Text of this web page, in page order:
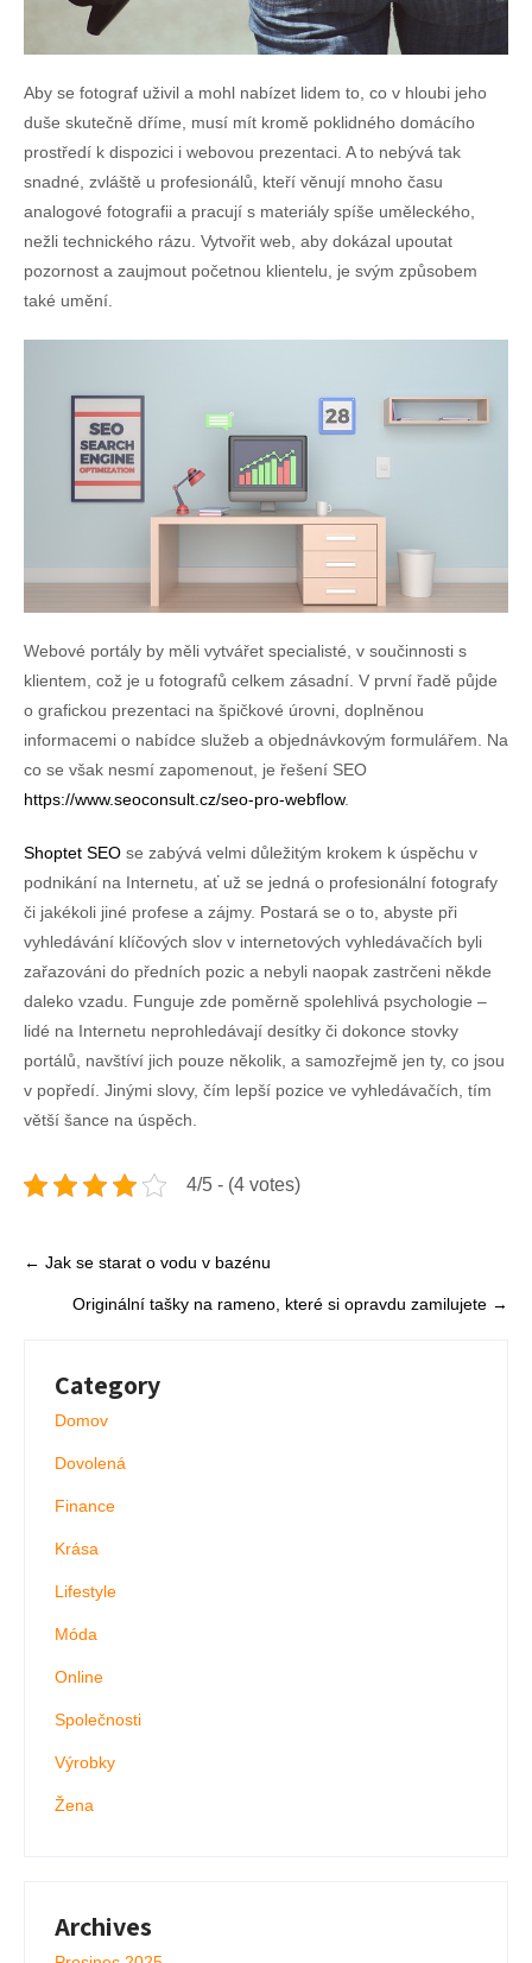
Aby se fotograf uživil a mohl nabízet lidem to, co v hloubi jeho
duše skutečně dříme, musí mít kromě poklidného domácího
prostředí k dispozici i webovou prezentaci. A to nebývá tak
snadné, zvláště u profesionálů, kteří věnují mnoho času
analogové fotografii a pracují s materiály spíše uměleckého,
nežli technického rázu. Vytvořit web, aby dokázal upoutat
pozornost a zaujmout početnou klientelu, je svým způsobem
také umění.
Webové portály by měli vytvářet specialisté, v součinnosti s
klientem, což je u fotografů celkem zásadní. V první řadě půjde
o grafickou prezentaci na špičkové úrovni, doplněnou
informacemi o nabídce služeb a objednávkovým formulářem. Na
co se však nesmí zapomenout, je řešení SEO
https://www.seoconsult.cz/seo-pro-webflow.
Shoptet SEO se zabývá velmi důležitým krokem k úspěchu v
podnikání na Internetu, ať už se jedná o profesionální fotografy
či jakékoli jiné profese a zájmy. Postará se o to, abyste při
vyhledávání klíčových slov v internetových vyhledávačích byli
zařazováni do předních pozic a nebyli naopak zastrčeni někde
daleko vzadu. Funguje zde poměrně spolehlivá psychologie –
lidé na Internetu neprohledávají desítky či dokonce stovky
portálů, navštíví jich pouze několik, a samozřejmě jen ty, co jsou
v popředí. Jinými slovy, čím lepší pozice ve vyhledávačích, tím
větší šance na úspěch.
4/5 - (4 votes)
Post
navigation
← Jak se starat o vodu v bazénu
Originální tašky na rameno, které si opravdu zamilujete →
Category
Domov
Dovolená
Finance
Krása
Lifestyle
Móda
Online
Společnosti
Výrobky
Žena
Archives